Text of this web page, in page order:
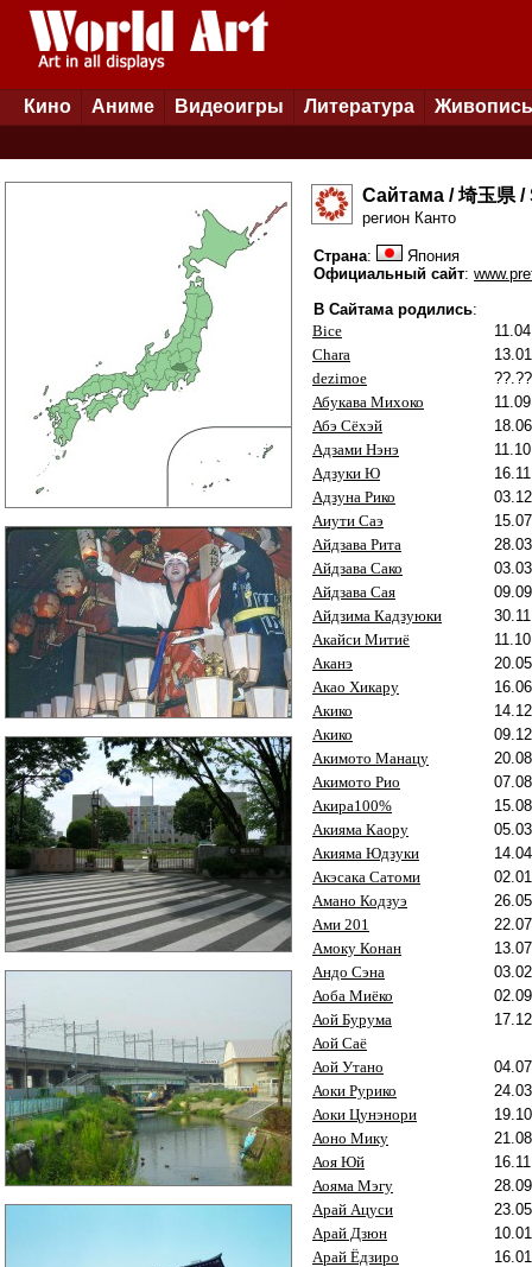
Кино Аниме Видеоигры Литература Живопись
Сайтама /埼玉県 /
регион Канто
Страна:
Япония
Официальный сайт:
В Сайтама родились:
Bice
Chara
dezimoe
Абукава Михоко
Абэ Сёхэй
Адзами Нэнэ
Адзуки Ю
Адзуна Рико
Аиути Саэ
Айдзава Рита
Айдзава Сако
Айдзава Сая
Айдзима Кадзуюки
Акайси Митиё
Аканэ
Акао Хикару
Акико
Акико
Акимото Манацу
Акимото Рио
Акира100%
Акияма Каору
Акияма Юдзуки
Акэсака Сатоми
Амано Кодзуэ
Ами 201
Амоку Конан
Андо Сэна
Аоба Миёко
Аой Бурума
Аой Саё
Аой Утано
Аоки Рурико
Аоки Цунэнори
Аоно Мику
Аоя Юй
Аояма Мэгу
Арай Ацуси
Арай Дзюн
Арай Ёдзиро